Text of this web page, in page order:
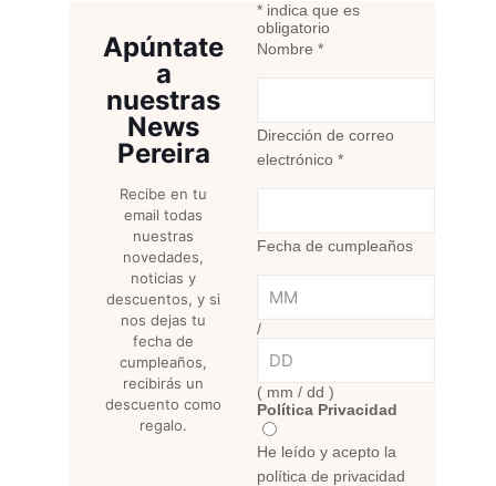
Apúntate
a
nuestras
News
Pereira
Recibe en tu
email todas
nuestras
novedades,
noticias y
descuentos, y si
nos dejas tu
fecha de
cumpleaños,
recibirás un
descuento como
regalo.
* indica que es
obligatorio
Nombre *
Dirección de correo
electrónico *
Fecha de cumpleaños
/
( mm / dd )
Política Privacidad
He leído y acepto la
política de privacidad